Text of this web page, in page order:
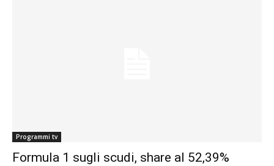
Programmi tv
Formula 1 sugli scudi, share al 52,39%